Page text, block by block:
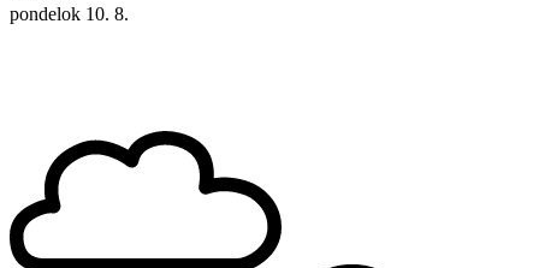
pondelok 10. 8.